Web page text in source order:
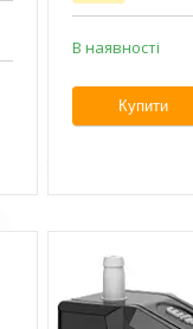
В наявності
Купити